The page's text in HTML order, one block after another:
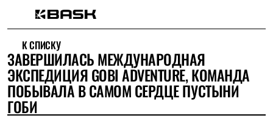
Интернет-магазин
Мужская одежда
Утепленная пухом
Куртки
Брюки
Жилеты
Комбинезоны
К СПИСКУ
ЗАВЕРШИЛАСЬ МЕЖДУНАРОДНАЯ
ЭКСПЕДИЦИЯ GOBI ADVENTURE, КОМАНДА
ПОБЫВАЛА В САМОМ СЕРДЦЕ ПУСТЫНИ
ГОБИ